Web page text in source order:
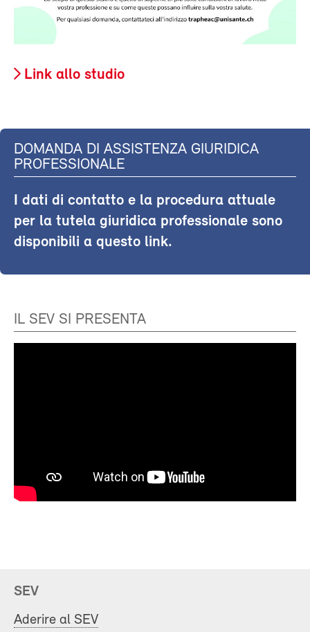
Link allo studio
DOMANDA DI ASSISTENZA GIURIDICA
PROFESSIONALE
I dati di contatto e la procedura attuale
per la tutela giuridica professionale sono
disponibili a questo link.
IL SEV SI PRESENTA
SEV
Aderire al SEV